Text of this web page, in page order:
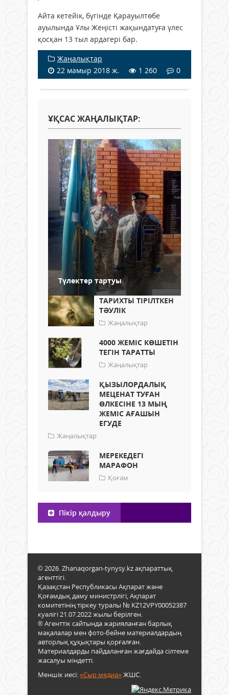
Айта кетейік, бүгінде Қарауылтөбе
ауылында Ұлы Жеңісті жақындатуға үлес
қосқан 13 тыл ардагері бар.
Жаңалықтар
22 мамыр 2018 ж.
1 260 0
ҰҚСАС ЖАҢАЛЫҚТАР:
Түлектер тартуы
ТАРИХТЫ ТІРІЛТКЕН
ТӘУЛІК
Жаңалықтар
4000 ЖЕМІС КӨШЕТІН
ТЕГІН ТАРАТТЫ
Жаңалықтар
ҚЫЗЫЛОРДАЛЫҚ
МЕЦЕНАТ ТУҒАН
ӨЛКЕСІНЕ 13 МЫҢ
ЖЕМІС АҒАШЫН
ЕГУДЕ
Жаңалықтар
МЕРЕКЕДЕГІ
МАРАФОН
Қоғам
Пікір қалдыру
© 2026. Zhanaqorgan-tynysy.kz ақпараттық
агенттігі.
Қазақстан Республикасы Ақпарат және
Қоғамдық даму министрлігі, Ақпарат
комитетінің тіркеу туралы № KZ12VPY00052387
куәлігі 21.07.2022 жылы берілген.
® Агенттік сайтында жарияланған барлық
мақалалар мен фото-бейне материалдардың
авторлық құқықтары қорғалған.
Материалдарды пайдаланған жағдайда сілтеме
жасалуы міндетті.
Меншік иесі:«Сыр медиа»ЖШС.